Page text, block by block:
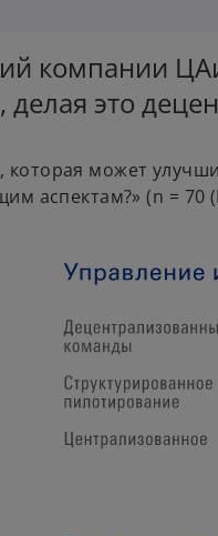
компании
это
может
аспектам?» (n = 70